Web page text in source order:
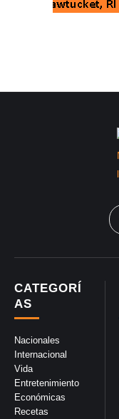
CATEGORÍ
AS
Nacionales
Internacional
Vida
Entretenimiento
Económicas
Recetas